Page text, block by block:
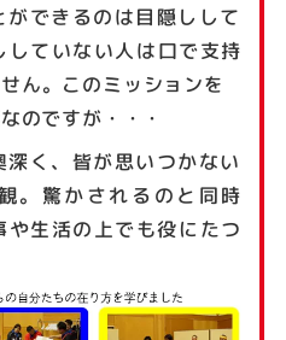
できるのは目隠しして
していない人は口で支持
ん。このミッションを
のですが・・・
く、皆が思いつかない
。驚かされるのと同時
生活の上でも役にたつ